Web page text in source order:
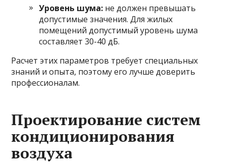
Уровень шума: не должен превышать
допустимые значения. Для жилых
помещений допустимый уровень шума
составляет 30-40 дБ.
Расчет этих параметров требует специальных
знаний и опыта, поэтому его лучше доверить
профессионалам.
Проектирование систем
кондиционирования
воздуха